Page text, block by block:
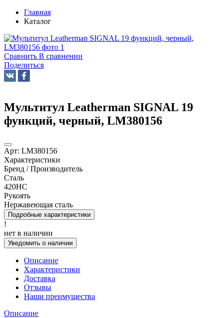
Главная
Каталог
Сравнить В сравнении
Поделиться
Мультитул Leatherman SIGNAL 19
функций, черный, LM380156
Арт: LM380156
Характеристики
Бренд / Производитель
Сталь
420HC
Рукоять
Нержавеющая сталь
Подробные характеристики
!
нет в наличии
Уведомить о наличии
Описание
Характеристики
Доставка
Отзывы
Наши преимущества
Описание